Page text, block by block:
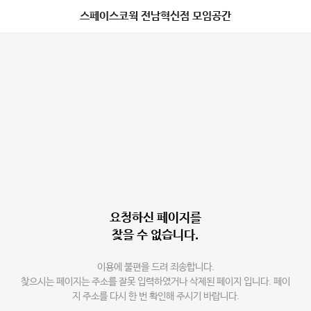
스페이스코웍 전남혁신점 모임공간
요청하신 페이지를
찾을 수 없습니다.
이용에 불편을 드려 죄송합니다.
찾으시는 페이지는 주소를 잘못 입력하였거나 삭제된 페이지 입니다. 페이
지 주소를 다시 한 번 확인해 주시기 바랍니다.